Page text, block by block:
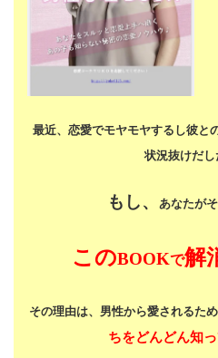
最近、恋愛でモヤモヤするし彼と
状況抜けだし
もし、 あなたが
このBOOKで解
その理由は、男性から愛されるた
ちをどんどん知